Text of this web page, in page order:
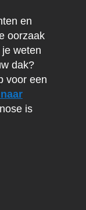
en
oorzaak
weten
dak?
voor een
is